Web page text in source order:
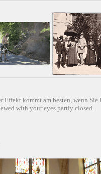
kommt am besten, wenn
with your eyes partly closed.